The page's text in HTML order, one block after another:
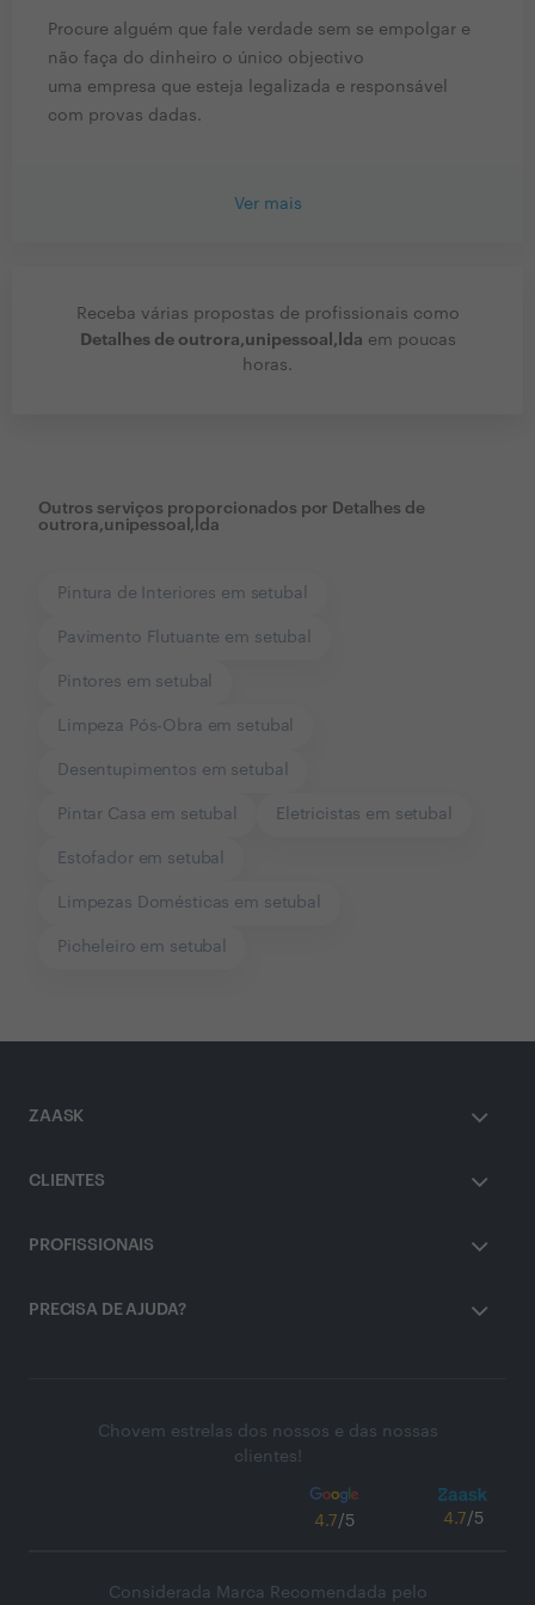
Procure alguém que fale verdade sem se empolgar e
não faça do dinheiro o único objectivo
uma empresa que esteja legalizada e responsável
com provas dadas.
Ver mais
Receba várias propostas de profissionais como
Detalhes de outrora,unipessoal,lda em poucas
horas.
Outros serviços proporcionados por Detalhes de
outrora,unipessoal,lda
Pintura de Interiores em setubal
Pavimento Flutuante em setubal
Pintores em setubal
Limpeza Pós-Obra em setubal
Desentupimentos em setubal
Pintar Casa em setubal Eletricistas em setubal
Estofador em setubal
Limpezas Domésticas em setubal
Picheleiro em setubal
ZAASK
CLIENTES
PROFISSIONAIS
PRECISA DE AJUDA?
Chovem estrelas dos nossos e das nossas
clientes!
4.7/5 4.7/5
Considerada Marca Recomendada pelo